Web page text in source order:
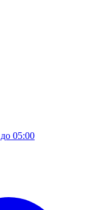
05:00